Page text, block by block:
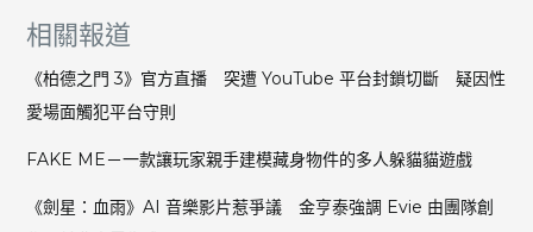
相關報道
《柏德之門 3》官方直播 突遭 YouTube 平台封鎖切斷 疑因性
愛場面觸犯平台守則
FAKE ME－一款讓玩家親手建模藏身物件的多人躲貓貓遊戲
《劍星：血雨》AI 音樂影片惹爭議 金亨泰強調 Evie 由團隊創